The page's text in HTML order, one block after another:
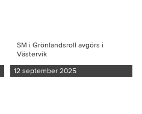
SM i Grönlandsroll avgörs i
Västervik
12 september 2025